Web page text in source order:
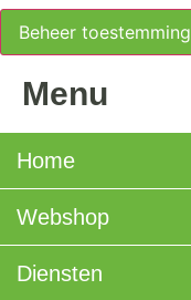
Beheer toestemming
Menu
Home
Webshop
Diensten